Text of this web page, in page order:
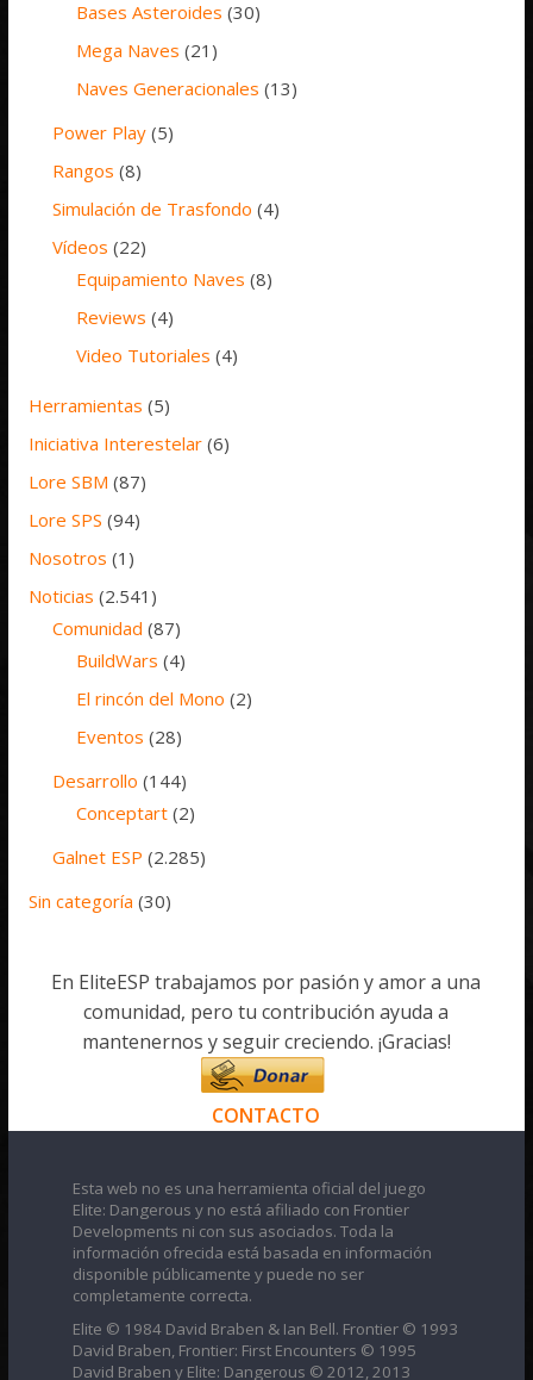
Bases Asteroides (30)
Mega Naves (21)
Naves Generacionales (13)
Power Play (5)
Rangos (8)
Simulación de Trasfondo (4)
Vídeos (22)
Equipamiento Naves (8)
Reviews (4)
Video Tutoriales (4)
Herramientas (5)
Iniciativa Interestelar (6)
Lore SBM (87)
Lore SPS (94)
Nosotros (1)
Noticias (2.541)
Comunidad (87)
BuildWars (4)
El rincón del Mono (2)
Eventos (28)
Desarrollo (144)
Conceptart (2)
Galnet ESP (2.285)
Sin categoría (30)
En EliteESP trabajamos por pasión y amor a una
comunidad, pero tu contribución ayuda a
mantenernos y seguir creciendo. ¡Gracias!
CONTACTO
Esta web no es una herramienta oficial del juego
Elite: Dangerous y no está afiliado con Frontier
Developments ni con sus asociados. Toda la
información ofrecida está basada en información
disponible públicamente y puede no ser
completamente correcta.
Elite © 1984 David Braben & Ian Bell. Frontier © 1993
David Braben, Frontier: First Encounters © 1995
David Braben y Elite: Dangerous © 2012, 2013